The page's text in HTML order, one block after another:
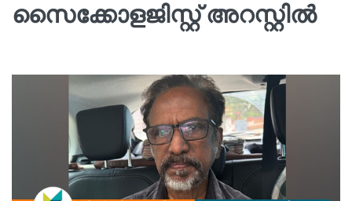
സൈക്കോളജിസ്റ്റ് അറസ്റ്റിൽ